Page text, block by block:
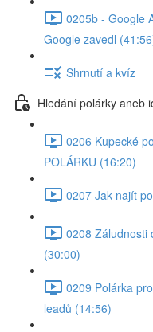
0205b - Google
Google zavedl
Shrnutí a kvíz
Hledání polárky aneb
0206 Kupecké
POLÁRKU (16:20)
0207 Jak najít
0208 Záludnosti
(30:00)
0209 Polárka
leadů (14:56)